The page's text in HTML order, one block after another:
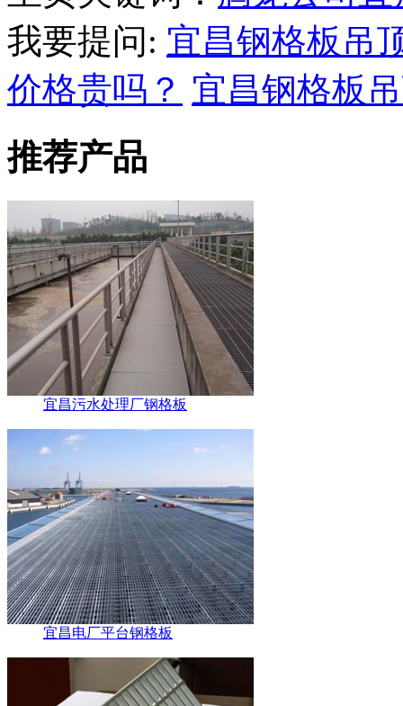
我要提问: 宜昌钢格板吊
价格贵吗？ 宜昌钢格板
推荐产品
宜昌污水处理厂钢格板
宜昌电厂平台钢格板